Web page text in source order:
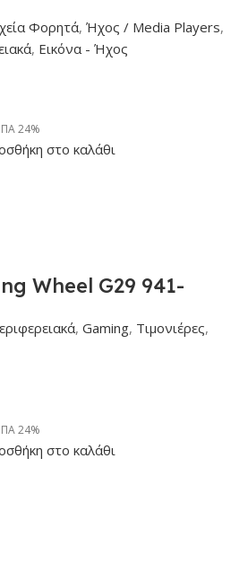
Φορητά, Ήχος / Media Players,
, Εικόνα - Ήχος
24%
στο καλάθι
Wheel G29 941-
, Gaming, Τιμονιέρες,
24%
στο καλάθι